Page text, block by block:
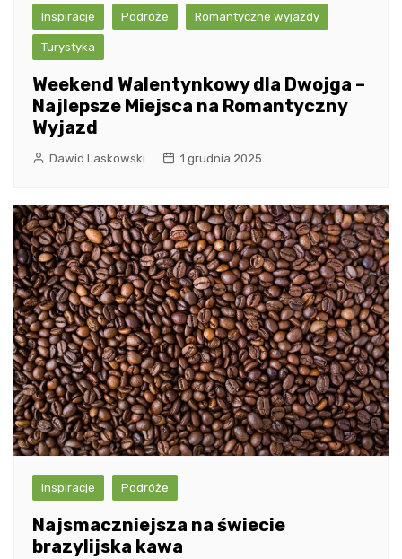
Inspiracje Podróże Romantyczne wyjazdy
Turystyka
Weekend Walentynkowy dla Dwojga –
Najlepsze Miejsca na Romantyczny
Wyjazd
Dawid Laskowski 1 grudnia 2025
Inspiracje Podróże
Najsmaczniejsza na świecie
brazylijska kawa